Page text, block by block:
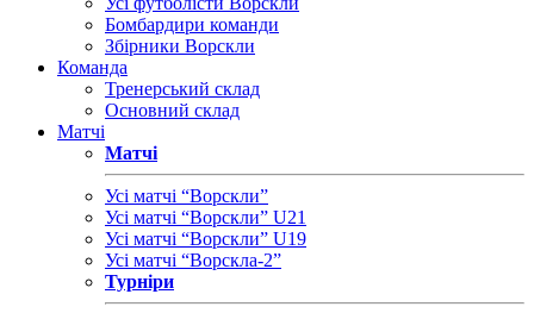
Бомбардири команди
Збірники Ворскли
Команда
Тренерський склад
Основний склад
Матчі
Матчі
Усі матчі “Ворскли”
Усі матчі “Ворскли” U21
Усі матчі “Ворскли” U19
Усі матчі “Ворскла-2”
Турніри